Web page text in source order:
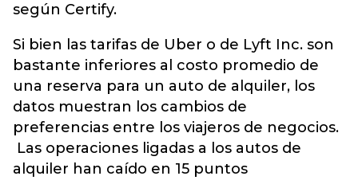
según Certify.
Si bien las tarifas de Uber o de Lyft Inc. son
bastante inferiores al costo promedio de
una reserva para un auto de alquiler, los
datos muestran los cambios de
preferencias entre los viajeros de negocios.
Las operaciones ligadas a los autos de
alquiler han caído en 15 puntos